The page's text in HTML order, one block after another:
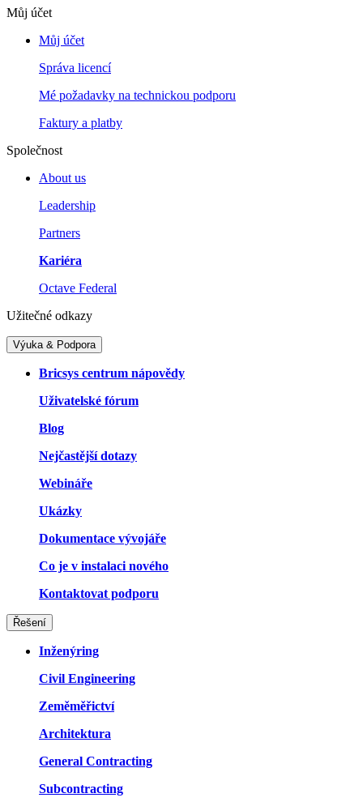
Můj účet
Můj účet
Správa licencí
Mé požadavky na technickou podporu
Faktury a platby
Společnost
About us
Leadership
Partners
Kariéra
Octave Federal
Užitečné odkazy
Výuka & Podpora
Bricsys centrum nápovědy
Uživatelské fórum
Blog
Nejčastější dotazy
Webináře
Ukázky
Dokumentace vývojáře
Co je v instalaci nového
Kontaktovat podporu
Řešení
Inženýring
Civil Engineering
Zeměměřictví
Architektura
General Contracting
Subcontracting